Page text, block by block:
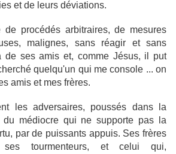
et de leurs déviations.
de procédés arbitraires, de mesures
malignes, sans réagir et sans
de ses amis et, comme Jésus, il put
quelqu'un qui me console ... on
amis et mes frères.
les adversaires, poussés dans la
du médiocre qui ne supporte pas la
par de puissants appuis. Ses frères
ses tourmenteurs, et celui qui,